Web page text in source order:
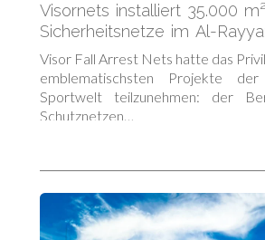
Visornets installiert 35.000 m²
Sicherheitsnetze im Al-
Katar
Visor Fall Arrest Nets hatte das
emblematischsten Projekte der
Sportwelt teilzunehmen: der
Schutznetzen…